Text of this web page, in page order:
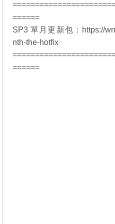
======
SP3 單月更新包： https://
nth-the-hotfix
======